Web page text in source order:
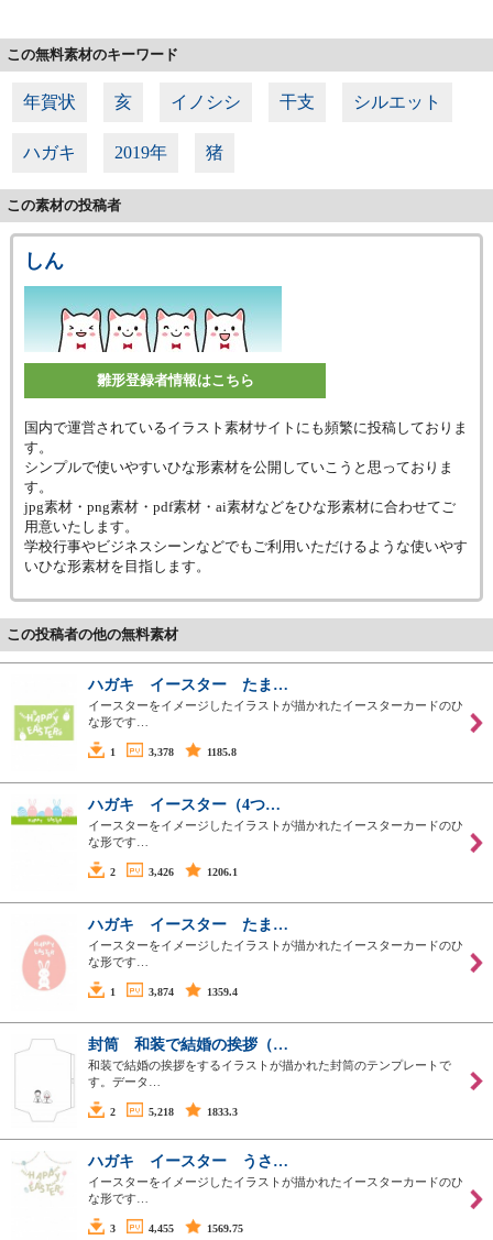
この無料素材のキーワード
年賀状 亥 イノシシ 干支 シルエット
ハガキ 2019年 猪
この素材の投稿者
しん
雛形登録者情報はこちら
国内で運営されているイラスト素材サイトにも頻繁に投稿しておりま
す。
シンプルで使いやすいひな形素材を公開していこうと思っておりま
す。
jpg素材・png素材・pdf素材・ai素材などをひな形素材に合わせてご
用意いたします。
学校行事やビジネスシーンなどでもご利用いただけるような使いやす
いひな形素材を目指します。
この投稿者の他の無料素材
ハガキ イースター たま…
イースターをイメージしたイラストが描かれたイースターカードのひ
な形です…
1 3,378 1185.8
ハガキ イースター（4つ…
イースターをイメージしたイラストが描かれたイースターカードのひ
な形です…
2 3,426 1206.1
ハガキ イースター たま…
イースターをイメージしたイラストが描かれたイースターカードのひ
な形です…
1 3,874 1359.4
封筒 和装で結婚の挨拶（…
和装で結婚の挨拶をするイラストが描かれた封筒のテンプレートで
す。データ…
2 5,218 1833.3
ハガキ イースター うさ…
イースターをイメージしたイラストが描かれたイースターカードのひ
な形です…
3 4,455 1569.75